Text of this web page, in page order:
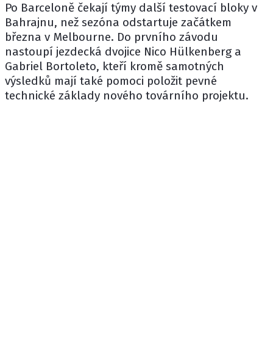
Po Barceloně čekají týmy další testovací bloky v
Bahrajnu, než sezóna odstartuje začátkem
března v Melbourne. Do prvního závodu
nastoupí jezdecká dvojice Nico Hülkenberga
Gabriel Bortoleto, kteří kromě samotných
výsledků mají také pomoci položit pevné
technické základy nového továrního projektu.